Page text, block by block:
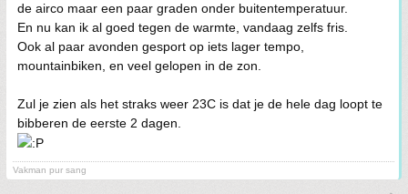
de airco maar een paar graden onder buitentemperatuur.
En nu kan ik al goed tegen de warmte, vandaag zelfs fris.
Ook al paar avonden gesport op iets lager tempo,
mountainbiken, en veel gelopen in de zon.
Zul je zien als het straks weer 23C is dat je de hele dag loopt te
bibberen de eerste 2 dagen.
Vakman pur sang